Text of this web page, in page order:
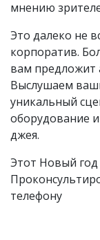
мнению
Это далеко не
корпоратив.
вам предложит
Выслушаем
уникальный
оборудование
джея.
Этот Новый
телефону